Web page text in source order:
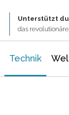
Unterstützt
das
Technik